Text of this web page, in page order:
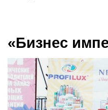
«Бизнес